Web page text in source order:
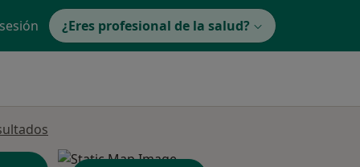
¿Eres profesional de la salud?